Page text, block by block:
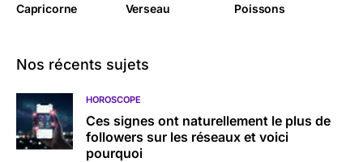
Capricorne Verseau Poissons
Nos récents sujets
HOROSCOPE
Ces signes ont naturellement le plus de
followers sur les réseaux et voici
pourquoi